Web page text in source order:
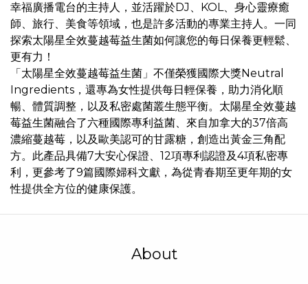
幸福廣播電台的主持人，並活躍於DJ、KOL、身心靈療癒
師、旅行、美食等領域，也是許多活動的專業主持人。一同
探索太陽星全效蔓越莓益生菌如何讓您的每日保養更輕鬆、
更有力！
「太陽星全效蔓越莓益生菌」不僅榮獲國際大獎Neutral
Ingredients，還專為女性提供每日輕保養，助力消化順
暢、體質調整，以及私密處菌叢生態平衡。太陽星全效蔓越
莓益生菌融合了六種國際專利益菌、來自加拿大的37倍高
濃縮蔓越莓，以及歐美認可的甘露糖，創造出黃金三角配
方。此產品具備7大安心保證、12項專利認證及4項私密專
利，更參考了9篇國際婦科文獻，為從青春期至更年期的女
性提供全方位的健康保護。
About